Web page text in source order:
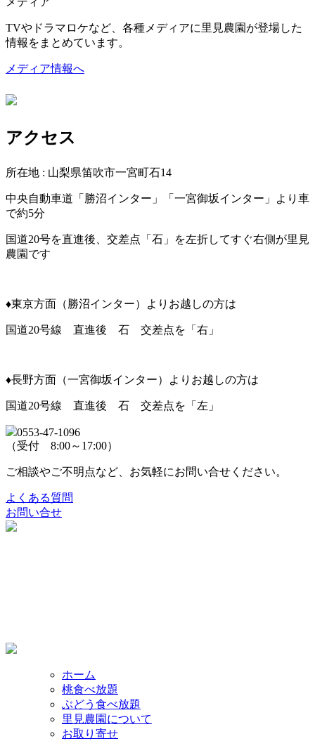
TVやドラマロケなど、各種メディアに里見農園が登場した
情報をまとめています。
メディア情報へ
アクセス
所在地 : 山梨県笛吹市一宮町石14
中央自動車道「勝沼インター」「一宮御坂インター」より車
で約5分
国道20号を直進後、交差点「石」を左折してすぐ右側が里見
農園です
♦東京方面（勝沼インター）よりお越しの方は
国道20号線 直進後 石 交差点を「右」
♦長野方面（一宮御坂インター）よりお越しの方は
国道20号線 直進後 石 交差点を「左」
0553-47-1096
（受付 8:00～17:00）
ご相談やご不明点など、お気軽にお問い合せください。
よくある質問
お問い合せ
ホーム
桃食べ放題
ぶどう食べ放題
里見農園について
お取り寄せ